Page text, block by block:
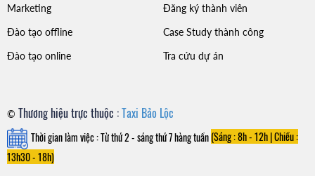
Marketing
Đào tạo offline
Đào tạo online
Đăng ký thành viên
Case Study thành công
Tra cứu dự án
© Thương hiệu trực thuộc :Taxi Bảo Lộc
Thời gian làm việc : Từ thứ 2 - sáng thứ 7 hàng tuần(Sáng : 8h - 12h |Chiều :
13h30 - 18h)